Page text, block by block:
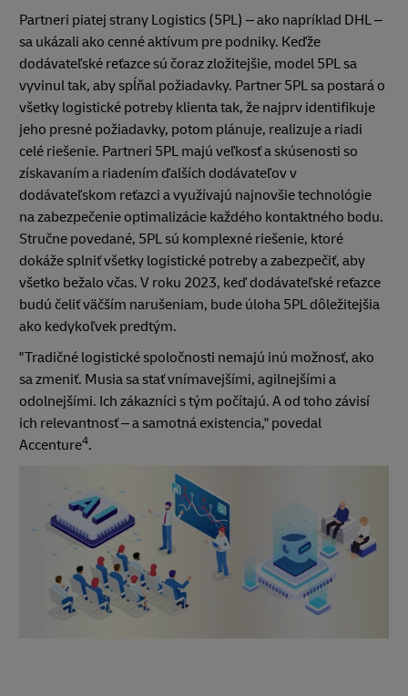
Partneri piatej strany Logistics (5PL) – ako napríklad DHL –
sa ukázali ako cenné aktívum pre podniky. Keďže
dodávateľské reťazce sú čoraz zložitejšie, model 5PL sa
vyvinul tak, aby spĺňal požiadavky. Partner 5PL sa postará o
všetky logistické potreby klienta tak, že najprv identifikuje
jeho presné požiadavky, potom plánuje, realizuje a riadi
celé riešenie. Partneri 5PL majú veľkosť a skúsenosti so
získavaním a riadením ďalších dodávateľov v
dodávateľskom reťazci a využívajú najnovšie technológie
na zabezpečenie optimalizácie každého kontaktného bodu.
Stručne povedané, 5PL sú komplexné riešenie, ktoré
dokáže splniť všetky logistické potreby a zabezpečiť, aby
všetko bežalo včas. V roku 2023, keď dodávateľské reťazce
budú čeliť väčším narušeniam, bude úloha 5PL dôležitejšia
ako kedykoľvek predtým.
"Tradičné logistické spoločnosti nemajú inú možnosť, ako
sa zmeniť. Musia sa stať vnímavejšími, agilnejšími a
odolnejšími. Ich zákazníci s tým počítajú. A od toho závisí
ich relevantnosť – a samotná existencia," povedal
Accenture4.